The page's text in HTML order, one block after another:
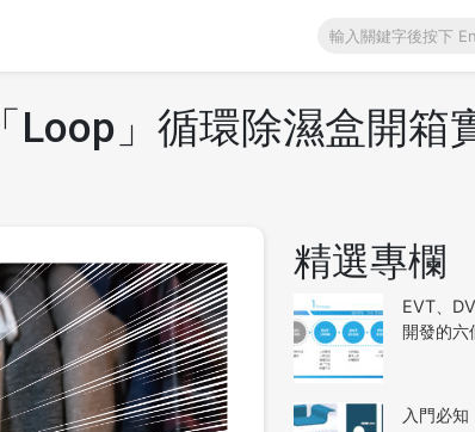
」循環除濕盒開箱
精選專欄
EVT、
開發的六
入門必